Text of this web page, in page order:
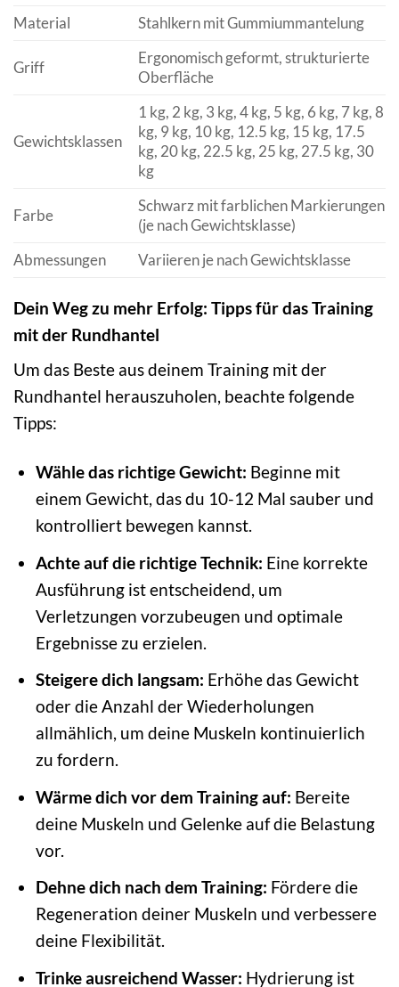
Material
Stahlkern mit Gummiummantelung
Griff
Ergonomisch geformt, strukturierte
Oberfläche
Gewichtsklassen
1 kg, 2 kg, 3 kg, 4 kg, 5 kg, 6 kg, 7 kg, 8
kg, 9 kg, 10 kg, 12.5 kg, 15 kg, 17.5
kg, 20 kg, 22.5 kg, 25 kg, 27.5 kg, 30
kg
Farbe
Schwarz mit farblichen Markierungen
(je nach Gewichtsklasse)
Abmessungen
Variieren je nach Gewichtsklasse
Dein Weg zu mehr Erfolg: Tipps für das Training
mit der Rundhantel
Um das Beste aus deinem Training mit der
Rundhantel herauszuholen, beachte folgende
Tipps:
Wähle das richtige Gewicht: Beginne mit
einem Gewicht, das du 10-12 Mal sauber und
kontrolliert bewegen kannst.
Achte auf die richtige Technik: Eine korrekte
Ausführung ist entscheidend, um
Verletzungen vorzubeugen und optimale
Ergebnisse zu erzielen.
Steigere dich langsam: Erhöhe das Gewicht
oder die Anzahl der Wiederholungen
allmählich, um deine Muskeln kontinuierlich
zu fordern.
Wärme dich vor dem Training auf: Bereite
deine Muskeln und Gelenke auf die Belastung
vor.
Dehne dich nach dem Training: Fördere die
Regeneration deiner Muskeln und verbessere
deine Flexibilität.
Trinke ausreichend Wasser: Hydrierung ist